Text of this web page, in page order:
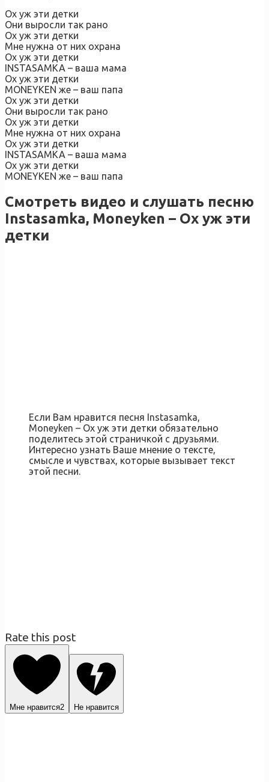
Ох уж эти детки
Они выросли так рано
Ох уж эти детки
Мне нужна от них охрана
Ох уж эти детки
INSTASAMKA – ваша мама
Ох уж эти детки
MONEYKEN же – ваш папа
Ох уж эти детки
Они выросли так рано
Ох уж эти детки
Мне нужна от них охрана
Ох уж эти детки
INSTASAMKA – ваша мама
Ох уж эти детки
MONEYKEN же – ваш папа
Смотреть видео и слушать песню
Instasamka, Moneyken – Ох уж эти
детки
Если Вам нравится песня Instasamka,
Moneyken – Ох уж эти детки обязательно
поделитесь этой страничкой с друзьями.
Интересно узнать Ваше мнение о тексте,
смысле и чувствах, которые вызывает текст
этой песни.
Rate this post
Мне нравится2 Не нравится